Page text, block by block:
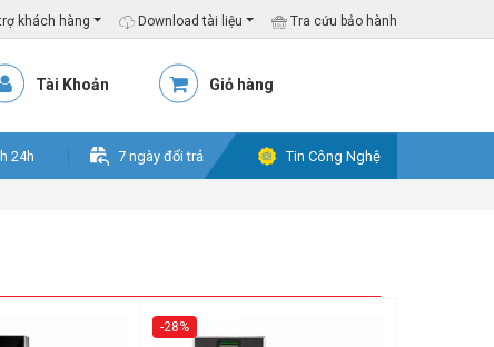
khách hàng Download tài liệu Tra cứu bảo hành
Tài Khoản Giỏ hàng
24h 7 ngày đổi trả Tin Công Nghệ
-28%